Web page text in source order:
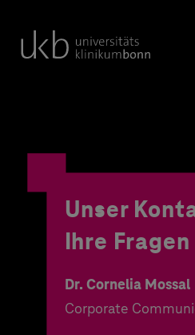
Unser
Ihre Fragen
Dr. Cornelia Mossal
Corporate